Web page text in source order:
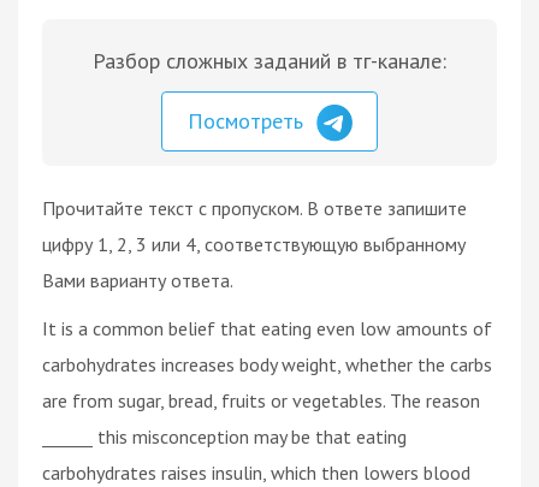
Разбор сложных заданий в тг-канале:
Посмотреть
Прочитайте текст с пропуском. В ответе запишите
цифру 1, 2, 3 или 4, соответствующую выбранному
Вами варианту ответа.
It is a common belief that eating even low amounts of
carbohydrates increases body weight, whether the carbs
are from sugar, bread, fruits or vegetables. The reason
______ this misconception may be that eating
carbohydrates raises insulin, which then lowers blood